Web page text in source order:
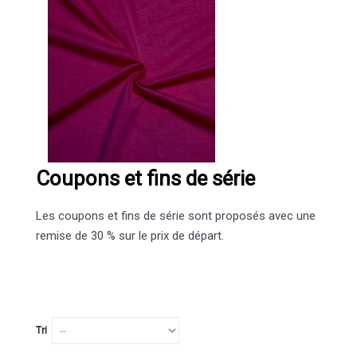
Coupons et fins de série
Les coupons et fins de série sont proposés avec une
remise de 30 % sur le prix de départ.
Tri